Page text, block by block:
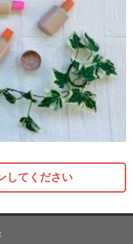
してください